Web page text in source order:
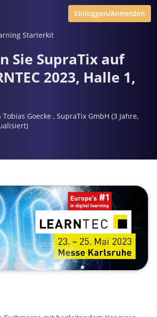
Einloggen/Anmelden
Starterkit
Sie SupraTix auf
2023, Halle 1,
Tobias Goecke , SupraTix GmbH (3 Jahre,